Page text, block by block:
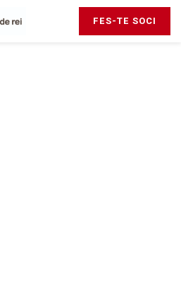
FES-TE SOCI